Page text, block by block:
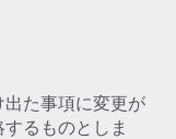
た事項に変更が
るものとしま